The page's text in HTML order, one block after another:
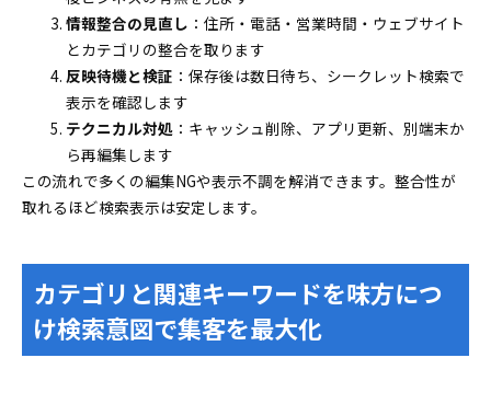
情報整合の見直し ：住所・電話・営業時間・ウェブサイト
とカテゴリの整合を取ります
反映待機と検証 ：保存後は数日待ち、シークレット検索で
表示を確認します
テクニカル対処 ：キャッシュ削除、アプリ更新、別端末か
ら再編集します
この流れで多くの編集NGや表示不調を解消できます。整合性が
取れるほど検索表示は安定します。
カテゴリと関連キーワードを味方につ
け検索意図で集客を最大化